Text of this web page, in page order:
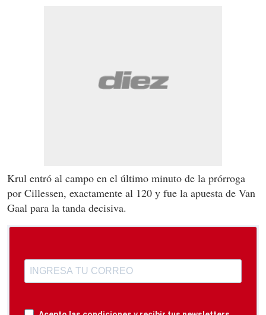
Krul entró al campo en el último minuto de la prórroga
por Cillessen, exactamente al 120 y fue la apuesta de Van
Gaal para la tanda decisiva.